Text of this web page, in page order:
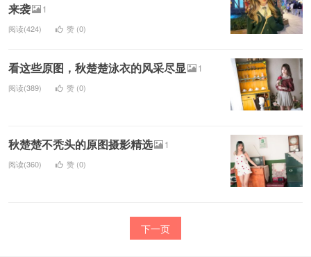
来袭
1
阅读(424) 赞 (0)
看这些原图，秋楚楚泳衣的风采尽显 1
阅读(389) 赞 (0)
秋楚楚不秃头的原图摄影精选 1
阅读(360) 赞 (0)
下一页